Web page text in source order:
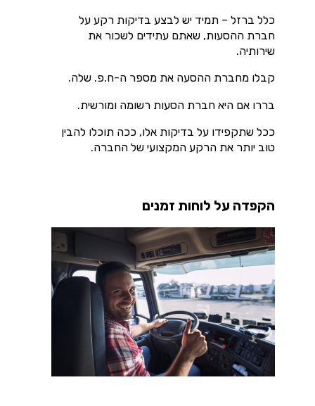
כלל ברזל – תמיד יש לבצע בדיקות רקע על
חברת ההסעות, שאתם עתידים לשכור את
שירותיה.
קבלו מחברת ההסעה את מספר ה-ח.פ. שלה.
בררו אם היא חברת הסעות רשומה ומורשית.
ככל שתקפידו על בדיקות אלו, ככה תוכלו להבין
טוב יותר את הרקע המקצועי של החברה.
הקפדה על לוחות זמנים